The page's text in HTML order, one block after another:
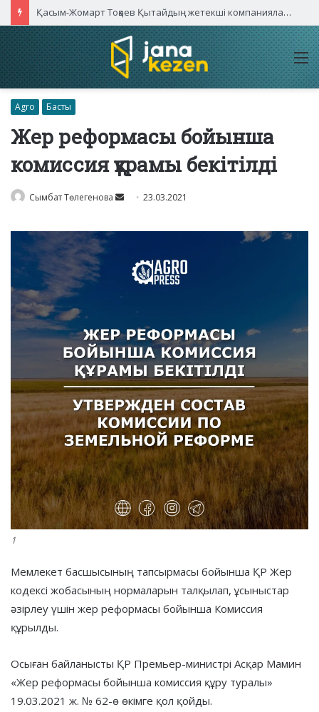
Қасым-Жомарт Тоқаев Қытайдың жетекші компаниялары басшыларымен кездесті
Agro Басты
Жер реформасы бойынша
комиссия құрамы бекітілді
Сымбат Төлегенова
Send
email
23.03.2021
1
Мемлекет басшысының тапсырмасы бойынша ҚР Жер
кодексі жобасының нормаларын талқылап, ұсыныстар
әзірлеу үшін жер реформасы бойынша Комиссия
құрылды.
Осыған байланысты ҚР Премьер-министрі Асқар Мамин
«Жер реформасы бойынша комиссия құру туралы»
19.03.2021 ж. № 62-ө өкімге қол қойды.